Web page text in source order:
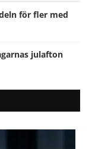
för fler med
julafton